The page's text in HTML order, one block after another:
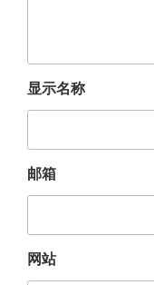
显示名称
邮箱
网站